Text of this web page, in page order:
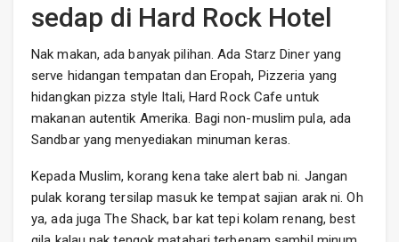
sedap di Hard Rock Hotel
Nak makan, ada banyak pilihan. Ada Starz Diner yang
serve hidangan tempatan dan Eropah, Pizzeria yang
hidangkan pizza style Itali, Hard Rock Cafe untuk
makanan autentik Amerika. Bagi non-muslim pula, ada
Sandbar yang menyediakan minuman keras.
Kepada Muslim, korang kena take alert bab ni. Jangan
pulak korang tersilap masuk ke tempat sajian arak ni. Oh
ya, ada juga The Shack, bar kat tepi kolam renang, best